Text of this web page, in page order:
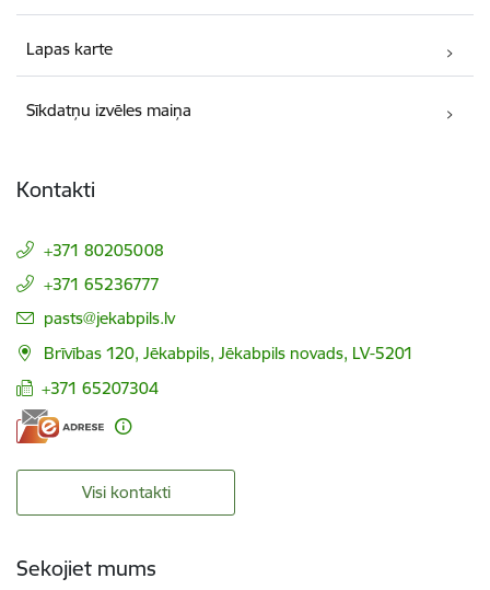
Lapas karte
Sīkdatņu izvēles maiņa
Kontakti
+371 80205008
+371 65236777
E-pasts:
pasts@jekabpils.lv
Brīvības 120, Jēkabpils, Jēkabpils novads, LV-5201
+371 65207304
Visi kontakti
Sekojiet mums